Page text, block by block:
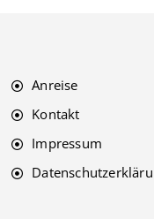
Anreise
Kontakt
Impressum